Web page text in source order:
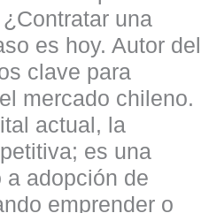
una
es hoy. Autor del
clave para
mercado chileno.
actual, la
es una
adopción de
emprender o